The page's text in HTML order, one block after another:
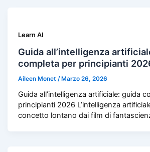
Learn AI
Guida all’intelligenza
completa per principianti
Aileen Monet /Marzo 26, 2026
Guida all’intelligenza artificiale: guida
principianti 2026 L’intelligenza
concetto lontano dai film di